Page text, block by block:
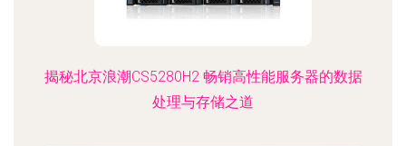
揭秘北京浪潮CS5280H2 畅销高性能服务器的数据
处理与存储之道